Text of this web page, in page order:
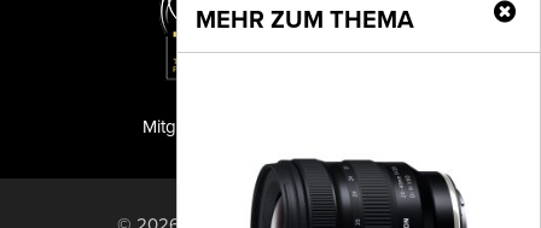
MEHR ZUM THEMA
Mitglied der TIPA